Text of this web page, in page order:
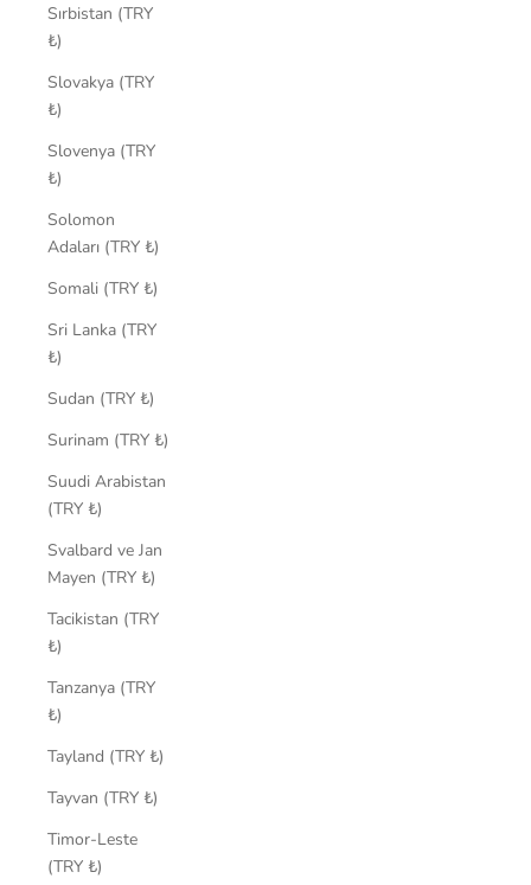
Sırbistan (TRY
₺)
Slovakya (TRY
₺)
Slovenya (TRY
₺)
Solomon
Adaları (TRY ₺)
Somali (TRY ₺)
Sri Lanka (TRY
₺)
Sudan (TRY ₺)
Surinam (TRY ₺)
Suudi Arabistan
(TRY ₺)
Svalbard ve Jan
Mayen (TRY ₺)
Tacikistan (TRY
₺)
Tanzanya (TRY
₺)
Tayland (TRY ₺)
Tayvan (TRY ₺)
Timor-Leste
(TRY ₺)